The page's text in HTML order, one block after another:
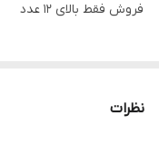
فروش فقط بالای ۱۲ عدد
نظرات